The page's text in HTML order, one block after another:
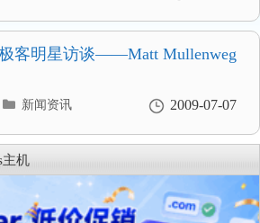
录
客明星访谈——Matt Mullenweg
2009-07-07
分
录
新闻资讯
主机